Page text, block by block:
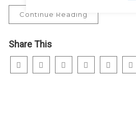
Continue Reading
Share This